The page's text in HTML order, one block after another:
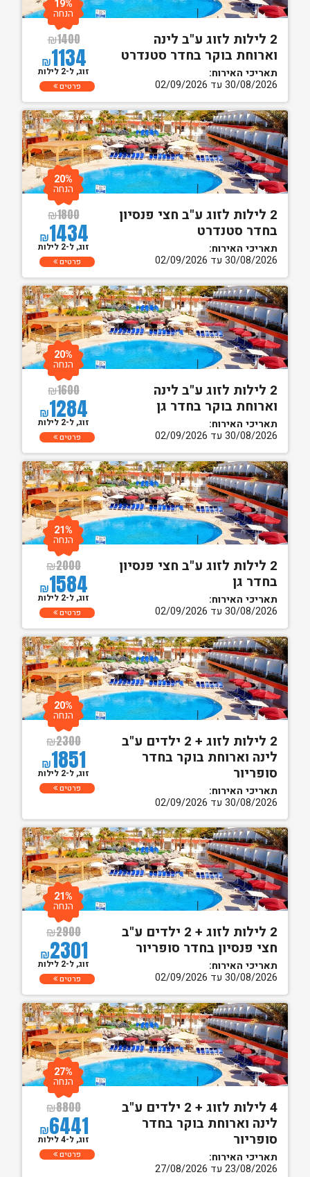
2 לילות לזוג ע"ב לינה
וארוחת בוקר בחדר סטנדרט
תאריכי האירוח:
30/08/2026 עד 02/09/2026
₪1400
₪1134
19%
הנחה
זוג, ל-2 לילות
פרטים
2 לילות לזוג ע"ב חצי פנסיון
בחדר סטנדרט
תאריכי האירוח:
30/08/2026 עד 02/09/2026
₪1800
₪1434
20%
הנחה
זוג, ל-2 לילות
פרטים
2 לילות לזוג ע"ב לינה
וארוחת בוקר בחדר גן
תאריכי האירוח:
30/08/2026 עד 02/09/2026
₪1600
₪1284
20%
הנחה
זוג, ל-2 לילות
פרטים
2 לילות לזוג ע"ב חצי פנסיון
בחדר גן
תאריכי האירוח:
30/08/2026 עד 02/09/2026
₪2000
₪1584
21%
הנחה
זוג, ל-2 לילות
פרטים
2 לילות לזוג + 2 ילדים ע"ב
לינה וארוחת בוקר בחדר
סופריור
תאריכי האירוח:
30/08/2026 עד 02/09/2026
₪2300
₪1851
20%
הנחה
זוג, ל-2 לילות
פרטים
2 לילות לזוג + 2 ילדים ע"ב
חצי פנסיון בחדר סופריור
תאריכי האירוח:
30/08/2026 עד 02/09/2026
₪2900
₪2301
21%
הנחה
זוג, ל-2 לילות
פרטים
4 לילות לזוג + 2 ילדים ע"ב
לינה וארוחת בוקר בחדר
סופריור
תאריכי האירוח:
23/08/2026 עד 27/08/2026
₪8800
₪6441
27%
הנחה
זוג, ל-4 לילות
פרטים